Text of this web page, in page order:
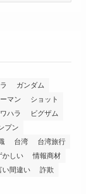
ガンダム
マン
ショット
ハラ
ビグザム
プン
台湾
台湾旅行
かしい
情報商材
い間違い
詐欺